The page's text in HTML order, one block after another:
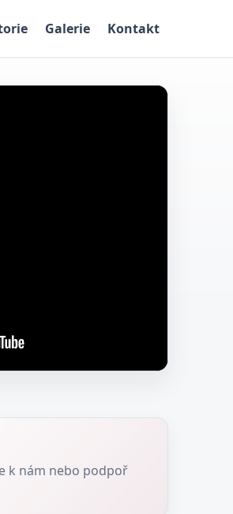
Galerie Kontakt
k nám nebo podpoř